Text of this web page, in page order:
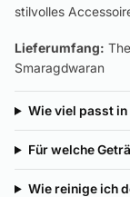
stilvolles
Lieferumfang:
Smaragdwaran
Wie viel passt
Für welche
Wie reinige ich